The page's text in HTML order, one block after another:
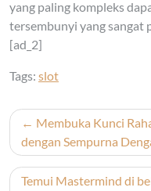
yang paling kompleks
tersembunyi yang sangat
[ad_2]
Tags: slot
Post
navigation
Membuka Kunci
dengan Sempurna
Temui Mastermind di